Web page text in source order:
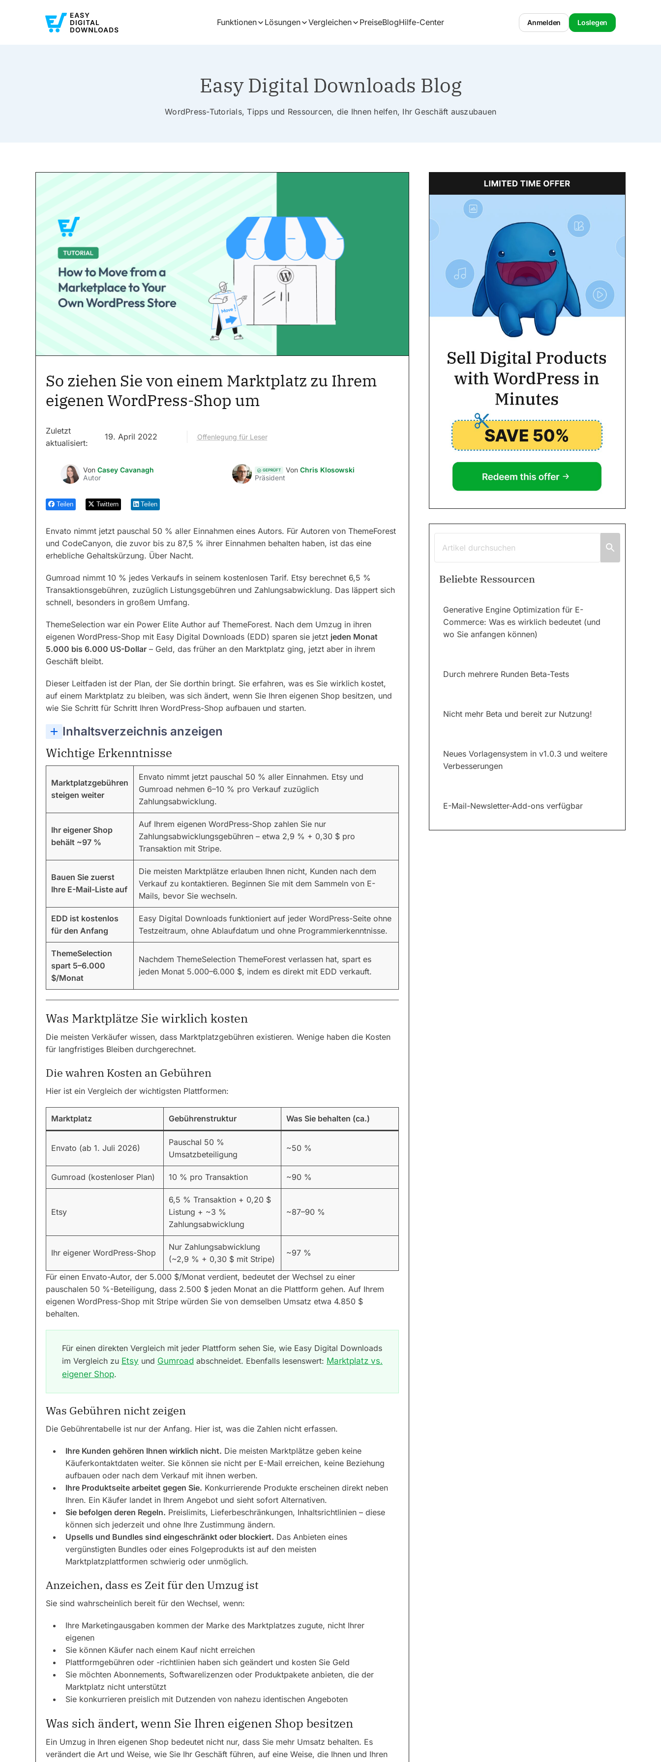
Funktionen Lösungen Vergleichen PreiseBlogHilfe-Center Anmelden Loslegen
Easy Digital Downloads Blog
WordPress-Tutorials, Tipps und Ressourcen, die Ihnen helfen, Ihr Geschäft auszubauen
So ziehen Sie von einem Marktplatz zu Ihrem
eigenen WordPress-Shop um
Zuletzt
aktualisiert:
19. April 2022 Offenlegung für Leser
Von Casey Cavanagh
Autor
GEPRÜFT Von Chris Klosowski
Präsident
Teilen Twittern Teilen
Envato nimmt jetzt pauschal 50 % aller Einnahmen eines Autors. Für Autoren von ThemeForest
und CodeCanyon, die zuvor bis zu 87,5 % ihrer Einnahmen behalten haben, ist das eine
erhebliche Gehaltskürzung. Über Nacht.
Gumroad nimmt 10 % jedes Verkaufs in seinem kostenlosen Tarif. Etsy berechnet 6,5 %
Transaktionsgebühren, zuzüglich Listungsgebühren und Zahlungsabwicklung. Das läppert sich
schnell, besonders in großem Umfang.
ThemeSelection war ein Power Elite Author auf ThemeForest. Nach dem Umzug in ihren
eigenen WordPress-Shop mit Easy Digital Downloads (EDD) sparen sie jetzt jeden Monat
5.000 bis 6.000 US-Dollar – Geld, das früher an den Marktplatz ging, jetzt aber in ihrem
Geschäft bleibt.
Dieser Leitfaden ist der Plan, der Sie dorthin bringt. Sie erfahren, was es Sie wirklich kostet,
auf einem Marktplatz zu bleiben, was sich ändert, wenn Sie Ihren eigenen Shop besitzen, und
wie Sie Schritt für Schritt Ihren WordPress-Shop aufbauen und starten.
Inhaltsverzeichnis anzeigen
Wichtige Erkenntnisse
Marktplatzgebühren
steigen weiter
Envato nimmt jetzt pauschal 50 % aller Einnahmen. Etsy und
Gumroad nehmen 6–10 % pro Verkauf zuzüglich
Zahlungsabwicklung.
Ihr eigener Shop
behält ~97 %
Auf Ihrem eigenen WordPress-Shop zahlen Sie nur
Zahlungsabwicklungsgebühren – etwa 2,9 % + 0,30 $ pro
Transaktion mit Stripe.
Bauen Sie zuerst
Ihre E-Mail-Liste auf
Die meisten Marktplätze erlauben Ihnen nicht, Kunden nach dem
Verkauf zu kontaktieren. Beginnen Sie mit dem Sammeln von E-
Mails, bevor Sie wechseln.
EDD ist kostenlos
für den Anfang
Easy Digital Downloads funktioniert auf jeder WordPress-Seite ohne
Testzeitraum, ohne Ablaufdatum und ohne Programmierkenntnisse.
ThemeSelection
spart 5–6.000
$/Monat
Nachdem ThemeSelection ThemeForest verlassen hat, spart es
jeden Monat 5.000–6.000 $, indem es direkt mit EDD verkauft.
Was Marktplätze Sie wirklich kosten
Die meisten Verkäufer wissen, dass Marktplatzgebühren existieren. Wenige haben die Kosten
für langfristiges Bleiben durchgerechnet.
Die wahren Kosten an Gebühren
Hier ist ein Vergleich der wichtigsten Plattformen:
Marktplatz Gebührenstruktur Was Sie behalten (ca.)
Envato (ab 1. Juli 2026)
Pauschal 50 %
Umsatzbeteiligung
~50 %
Gumroad (kostenloser Plan) 10 % pro Transaktion ~90 %
Etsy
6,5 % Transaktion + 0,20 $
Listung + ~3 %
Zahlungsabwicklung
~87–90 %
Ihr eigener WordPress-Shop
Nur Zahlungsabwicklung
(~2,9 % + 0,30 $ mit Stripe)
~97 %
Für einen Envato-Autor, der 5.000 $/Monat verdient, bedeutet der Wechsel zu einer
pauschalen 50 %-Beteiligung, dass 2.500 $ jeden Monat an die Plattform gehen. Auf Ihrem
eigenen WordPress-Shop mit Stripe würden Sie von demselben Umsatz etwa 4.850 $
behalten.
Für einen direkten Vergleich mit jeder Plattform sehen Sie, wie Easy Digital Downloads
im Vergleich zu Etsy und Gumroad abschneidet. Ebenfalls lesenswert: Marktplatz vs.
eigener Shop.
Was Gebühren nicht zeigen
Die Gebührentabelle ist nur der Anfang. Hier ist, was die Zahlen nicht erfassen.
Ihre Kunden gehören Ihnen wirklich nicht. Die meisten Marktplätze geben keine
Käuferkontaktdaten weiter. Sie können sie nicht per E-Mail erreichen, keine Beziehung
aufbauen oder nach dem Verkauf mit ihnen werben.
Ihre Produktseite arbeitet gegen Sie. Konkurrierende Produkte erscheinen direkt neben
Ihren. Ein Käufer landet in Ihrem Angebot und sieht sofort Alternativen.
Sie befolgen deren Regeln. Preislimits, Lieferbeschränkungen, Inhaltsrichtlinien – diese
können sich jederzeit und ohne Ihre Zustimmung ändern.
Upsells und Bundles sind eingeschränkt oder blockiert. Das Anbieten eines
vergünstigten Bundles oder eines Folgeprodukts ist auf den meisten
Marktplatzplattformen schwierig oder unmöglich.
Anzeichen, dass es Zeit für den Umzug ist
Sie sind wahrscheinlich bereit für den Wechsel, wenn:
Ihre Marketingausgaben kommen der Marke des Marktplatzes zugute, nicht Ihrer
eigenen
Sie können Käufer nach einem Kauf nicht erreichen
Plattformgebühren oder -richtlinien haben sich geändert und kosten Sie Geld
Sie möchten Abonnements, Softwarelizenzen oder Produktpakete anbieten, die der
Marktplatz nicht unterstützt
Sie konkurrieren preislich mit Dutzenden von nahezu identischen Angeboten
Was sich ändert, wenn Sie Ihren eigenen Shop besitzen
Ein Umzug in Ihren eigenen Shop bedeutet nicht nur, dass Sie mehr Umsatz behalten. Es
verändert die Art und Weise, wie Sie Ihr Geschäft führen, auf eine Weise, die Ihnen und Ihren
Beliebte Ressourcen
Generative Engine Optimization für E-
Commerce: Was es wirklich bedeutet (und
wo Sie anfangen können)
Durch mehrere Runden Beta-Tests
Nicht mehr Beta und bereit zur Nutzung!
Neues Vorlagensystem in v1.0.3 und weitere
Verbesserungen
E-Mail-Newsletter-Add-ons verfügbar